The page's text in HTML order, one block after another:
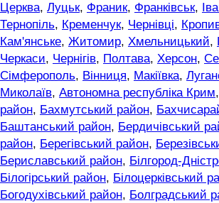
Церква, Луцьк, Франик, Франківськ,
Тернопіль, Кременчук, Чернівці,
Кам'янське, Житомир, Хмельницький,
Черкаси, Чернігів, Полтава, Херсон,
Сімферополь, Вінниця, Макіївка,
Миколаїв, Автономна республіка Крим,
район, Бахмутський район,
Баштанський район, Бердичівський
район, Берегівський район,
Бериславський район, Білгород-
Білогірський район, Білоцерківський
Богодухівський район, Болградський